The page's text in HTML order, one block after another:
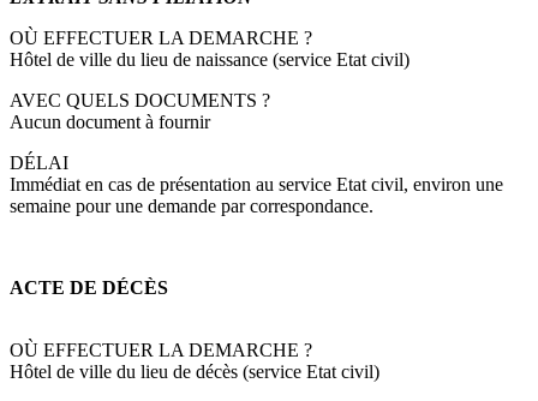
OÙ EFFECTUER LA DEMARCHE ?
Hôtel de ville du lieu de naissance (service Etat civil)
AVEC QUELS DOCUMENTS ?
Aucun document à fournir
DÉLAI
Immédiat en cas de présentation au service Etat civil, environ une
semaine pour une demande par correspondance.
ACTE DE DÉCÈS
OÙ EFFECTUER LA DEMARCHE ?
Hôtel de ville du lieu de décès (service Etat civil)